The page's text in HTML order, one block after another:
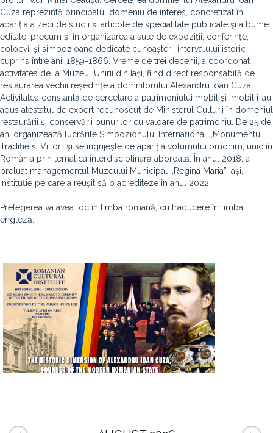
Cuza reprezintă principalul domeniu de interes, concretizat în
apariția a zeci de studii și articole de specialitate publicate și albume
editate, precum și în organizarea a sute de expoziții, conferințe,
colocvii și simpozioane dedicate cunoașterii intervalului istoric
cuprins între anii 1859-1866. Vreme de trei decenii, a coordonat
activitatea de la Muzeul Unirii din Iași, fiind direct responsabilă de
restaurarea vechii reședințe a domnitorului Alexandru Ioan Cuza.
Activitatea constantă de cercetare a patrimoniului mobil și imobil i-au
adus atestatul de expert recunoscut de Ministerul Culturii în domeniul
restaurării și conservării bunurilor cu valoare de patrimoniu. De 25 de
ani organizează lucrările Simpozionului Internațional ,,Monumentul.
Tradiție și Viitor” și se îngrijește de apariția volumului omonim, unic în
România prin tematica interdisciplinară abordată. În anul 2018, a
preluat managementul Muzeului Municipal ,,Regina Maria” Iași,
instituție pe care a reușit să o acrediteze în anul 2022.
Prelegerea va avea loc în limba română, cu traducere în limba
engleză.